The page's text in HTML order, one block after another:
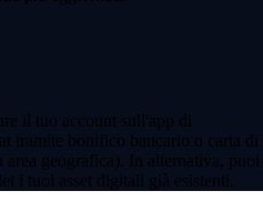
il tuo account sull'app di
tramite bonifico bancario o carta di
area geografica). In alternativa, puoi
i tuoi asset digitali già esistenti.